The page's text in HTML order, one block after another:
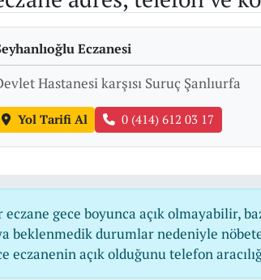
Eczanesi
Hastanesi karşısı Suruç Şanlıurfa
Yol Tarifi Al 0 (414) 612 03 17
eczane gece boyunca açık olmayabilir,
beklenmedik durumlar nedeniyle
eczanenin açık olduğunu telefon